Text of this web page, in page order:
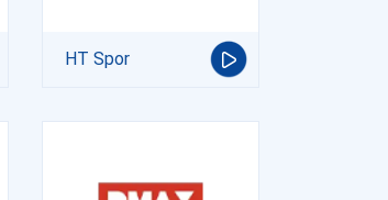
HT Spor